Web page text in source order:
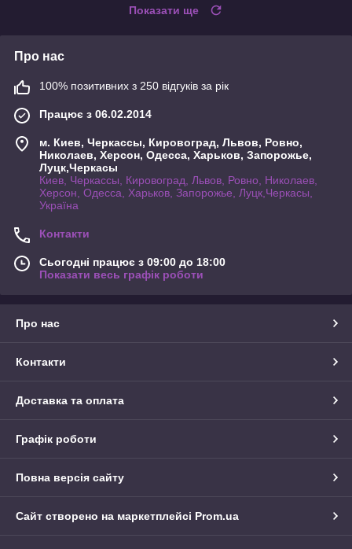
Показати ще
Про нас
100% позитивних з 250 відгуків за рік
Працює з 06.02.2014
м. Киев, Черкассы, Кировоград, Львов, Ровно,
Николаев, Херсон, Одесса, Харьков, Запорожье,
Луцк,Черкасы
Киев, Черкассы, Кировоград, Львов, Ровно, Николаев,
Херсон, Одесса, Харьков, Запорожье, Луцк,Черкасы,
Україна
Контакти
Сьогодні працює з 09:00 до 18:00
Показати весь графік роботи
Про нас
Контакти
Доставка та оплата
Графік роботи
Повна версія сайту
Сайт створено на маркетплейсі Prom.ua